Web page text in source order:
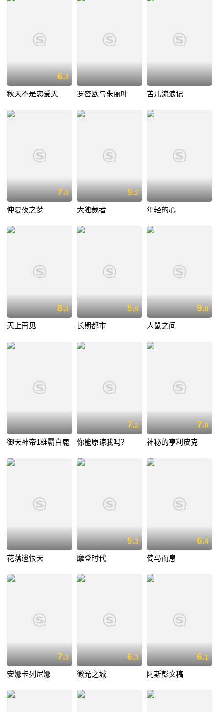
6.9
秋天不是恋爱天 罗密欧与朱丽叶 苦儿流浪记
7.8
仲夏夜之梦
9.2
大独裁者 年轻的心
8.0
天上再见
5.9
长期都市
9.0
人鼠之间
御天神帝1雄霸白鹿
7.2
你能原谅我吗？
7.0
神秘的亨利皮克
花落遗恨天
9.3
摩登时代
6.4
倚马而息
7.3
安娜卡列尼娜
6.3
微光之城
6.1
阿斯彭文稿